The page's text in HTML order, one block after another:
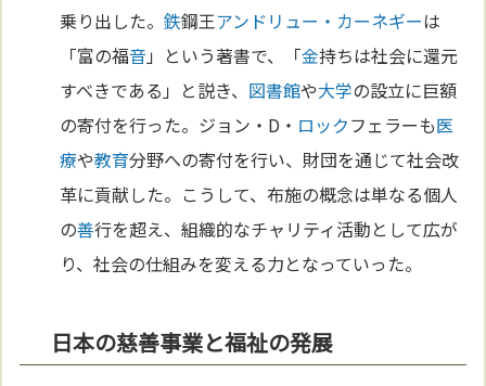
乗り出した。鉄鋼王アンドリュー・カーネギーは
「富の福音」という著書で、「金持ちは社会に還元
すべきである」と説き、 図書館や大学の設立に巨額
の寄付を行った。ジョン・D・ ロックフェラーも医
療や教育分野への寄付を行い、財団を通じて社会改
革に貢献した。こうして、布施の概念は単なる個人
の善行を超え、組織的なチャリティ活動として広が
り、社会の仕組みを変える力となっていった。
日本の慈善事業と福祉の発展